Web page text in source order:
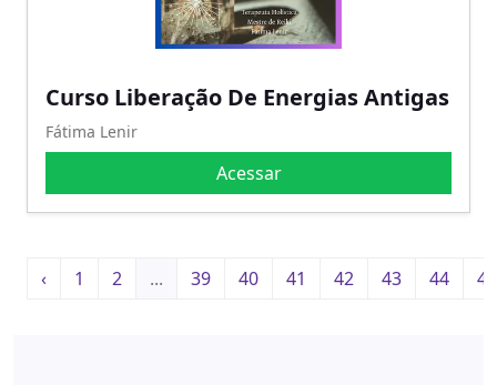
Curso Liberação De Energias Antigas
Fátima Lenir
Acessar
‹ 1 2 ... 39 40 41 42 43 44 45